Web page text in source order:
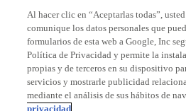
Miembro de
Acreditaciones
Al hacer clic en “Aceptarlas todas”,
comunique los datos personales que
formularios de esta web a Google, Inc
Política de Privacidad y permite la
propias y de terceros en su dispositivo
servicios y mostrarle publicidad
mediante el análisis de sus hábitos de
privacidad